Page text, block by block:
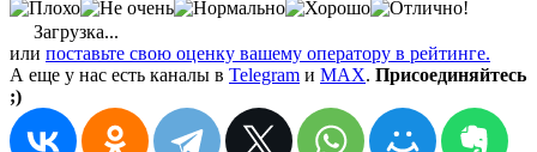
Загрузка...
или поставьте свою оценку вашему оператору в рейтинге.
А еще у нас есть каналы в Telegram и MAX. Присоединяйтесь
;)